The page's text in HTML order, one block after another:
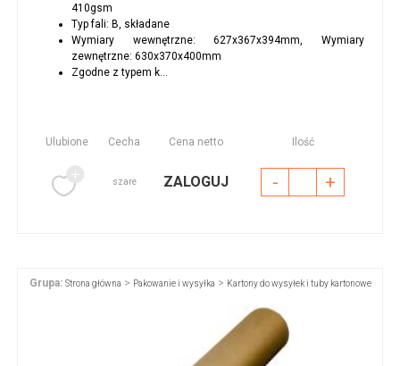
410gsm
Typ fali: B, składane
Wymiary wewnętrzne: 627x367x394mm, Wymiary
zewnętrzne: 630x370x400mm
Zgodne z typem k...
Ulubione Cecha Cena netto Ilość
szare ZALOGUJ - +
Grupa: Strona główna > Pakowanie i wysyłka > Kartony do wysyłek i tuby kartonowe